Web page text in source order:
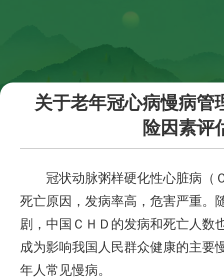
关于老年冠心病慢病管
险因素评
冠状动脉粥样硬化性心脏病（
死亡原因，发病率高，危害严重。
剧，中国ＣＨＤ的发病和死亡人数
成为影响我国人民群众健康的主要
年人常见慢病。